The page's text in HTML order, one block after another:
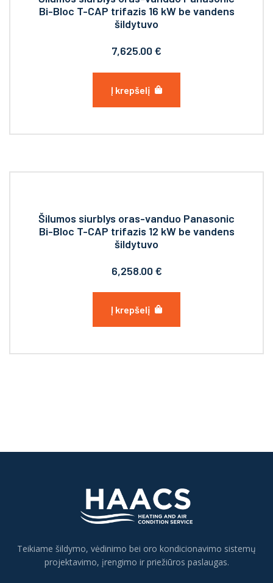
Bi-Bloc T-CAP trifazis 16 kW be vandens
šildytuvo
7,625.00€
Į krepšelį
Šilumos siurblys oras-vanduo Panasonic
Bi-Bloc T-CAP trifazis 12 kW be vandens
šildytuvo
6,258.00€
Į krepšelį
Teikiame šildymo, vėdinimo bei oro kondicionavimo sistemų
projektavimo, įrengimo ir priežiūros paslaugas.